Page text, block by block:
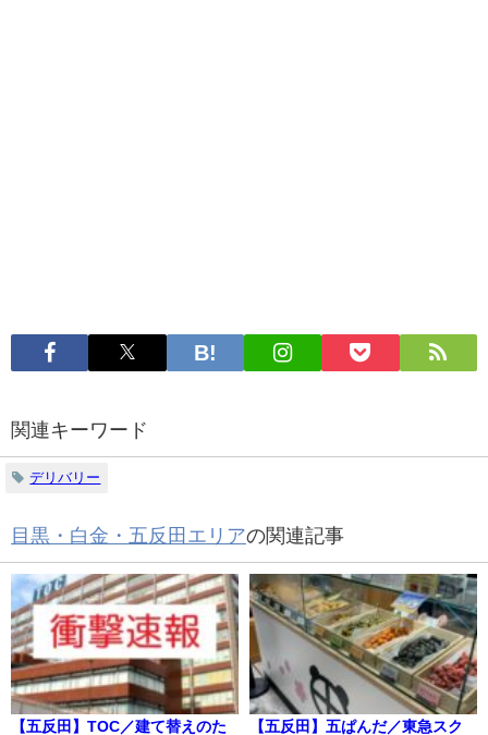
関連キーワード
デリバリー
目黒・白金・五反田エリアの関連記事
【五反田】TOC／建て替えのた
【五反田】五ぱんだ／東急スク